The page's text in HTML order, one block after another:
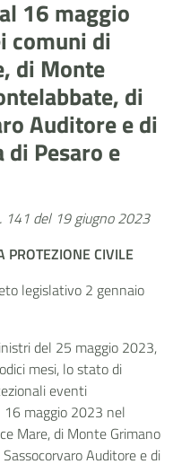
16 maggio
comuni di
di Monte
di
Auditore e di
Pesaro e
141 del 19 giugno 2023
PROTEZIONE CIVILE
legislativo 2 gennaio
del 25 maggio 2023,
mesi, lo stato di
eventi
maggio 2023 nel
Mare, di Monte Grimano
Auditore e di